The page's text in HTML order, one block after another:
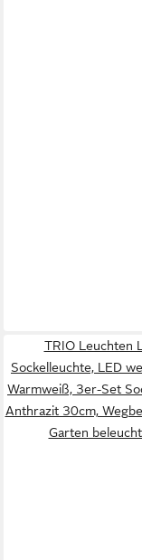
TRIO Leuchten
Sockelleuchte, LED
Warmweiß, 3er-Set
Anthrazit 30cm,
Garten